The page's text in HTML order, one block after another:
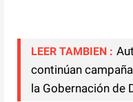
LEER TAMBIEN :
continúan
la Gobernación de